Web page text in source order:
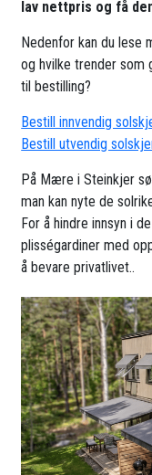
lav nettpris og få
Nedenfor kan du lese
og hvilke trender som
til bestilling?
Bestill innvendig
Bestill utvendig
På Mære i Steinkjer
man kan nyte de
For å hindre innsyn i
plisségardiner med
å bevare privatlivet..